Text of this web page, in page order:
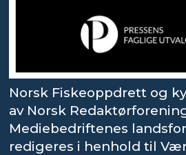
Norsk Fiskeoppdrett og
av Norsk
Mediebedriftenes
redigeres i henhold til